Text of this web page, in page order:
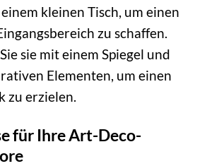
kleinen Tisch, um einen
zu schaffen.
sie mit einem Spiegel und
Elementen, um einen
zu erzielen.
für Ihre Art-Deco-